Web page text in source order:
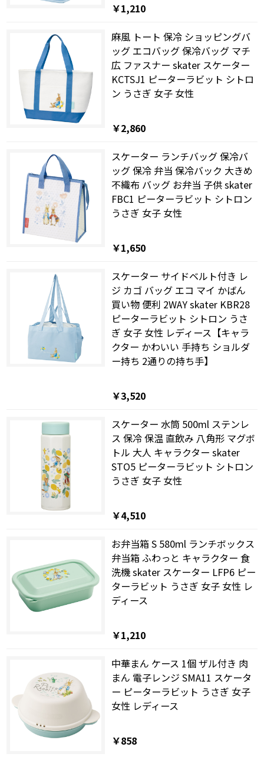
￥1,210
麻風 トート 保冷 ショッピングバ
ッグ エコバッグ 保冷バッグ マチ
広 ファスナー skater スケーター
KCTSJ1 ピーターラビット シトロ
ン うさぎ 女子 女性
￥2,860
スケーター ランチバッグ 保冷バ
ッグ 保冷 弁当 保冷バック 大きめ
不織布 バッグ お弁当 子供 skater
FBC1 ピーターラビット シトロン
うさぎ 女子 女性
￥1,650
スケーター サイドベルト付き レ
ジ カゴ バッグ エコ マイ かばん
買い物 便利 2WAY skater KBR28
ピーターラビット シトロン うさ
ぎ 女子 女性 レディース【キャラ
クター かわいい 手持ち ショルダ
ー持ち 2通りの持ち手】
￥3,520
スケーター 水筒 500ml ステンレ
ス 保冷 保温 直飲み 八角形 マグボ
トル 大人 キャラクター skater
STO5 ピーターラビット シトロン
うさぎ 女子 女性
￥4,510
お弁当箱 S 580ml ランチボックス
弁当箱 ふわっと キャラクター 食
洗機 skater スケーター LFP6 ピー
ターラビット うさぎ 女子 女性 レ
ディース
￥1,210
中華まん ケース 1個 ザル付き 肉
まん 電子レンジ SMA11 スケータ
ー ピーターラビット うさぎ 女子
女性 レディース
￥858